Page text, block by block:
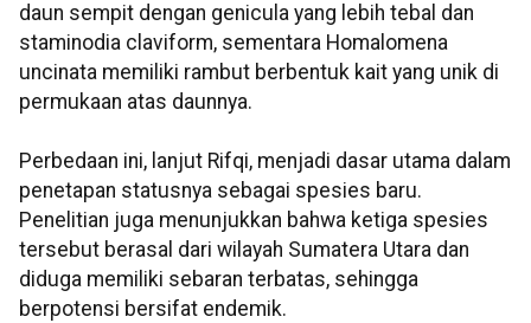
daun sempit dengan genicula yang lebih tebal dan
staminodia claviform, sementara Homalomena
uncinata memiliki rambut berbentuk kait yang unik di
permukaan atas daunnya.
Perbedaan ini, lanjut Rifqi, menjadi dasar utama dalam
penetapan statusnya sebagai spesies baru.
Penelitian juga menunjukkan bahwa ketiga spesies
tersebut berasal dari wilayah Sumatera Utara dan
diduga memiliki sebaran terbatas, sehingga
berpotensi bersifat endemik.